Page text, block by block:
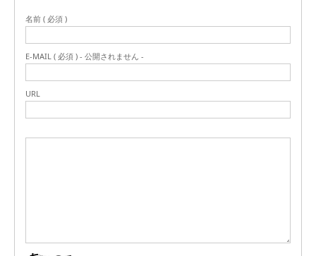
名前 ( 必須 )
E-MAIL ( 必須 ) - 公開されません -
URL